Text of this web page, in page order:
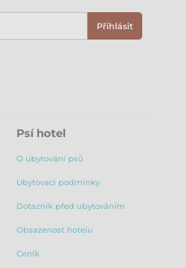
Přihlásit
Psí hotel
O ubytování psů
Ubytovací podmínky
Dotazník před ubytováním
Obsazenost hotelu
Ceník